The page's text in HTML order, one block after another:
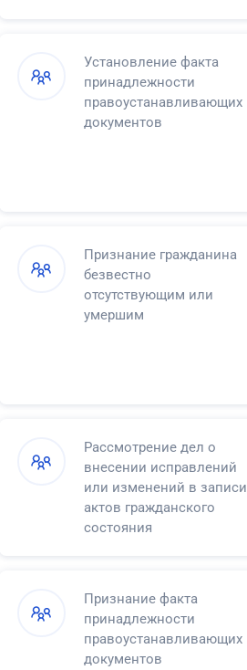
Установление факта
принадлежности
правоустанавливающих
документов
Признание гражданина
безвестно
отсутствующим или
умершим
Рассмотрение дел о
внесении исправлений
или изменений в записи
актов гражданского
состояния
Признание факта
принадлежности
правоустанавливающих
документов